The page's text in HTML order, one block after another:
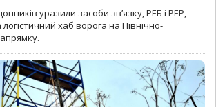
уразили засоби зв’язку, РЕБ і РЕР,
логістичний хаб ворога на Північно-